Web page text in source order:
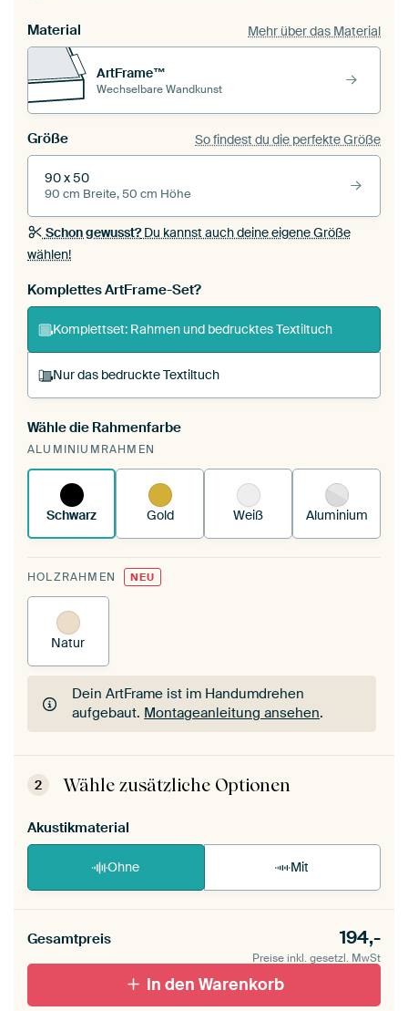
Material Mehr über das Material
ArtFrame™
Wechselbare Wandkunst
Größe So findest du die perfekte Größe
90 x 50
90 cm Breite, 50 cm Höhe
Schon gewusst?Du kannst auch deine eigene Größe
wählen!
Komplettes ArtFrame-Set?
Komplettset: Rahmen und bedrucktes Textiltuch
Nur das bedruckte Textiltuch
Du spannst einen wechselbaren Textiltuch in
deinen vorhandenen ArtFrame™.
funktioniert es.
Wähle die Rahmenfarbe
ALUMINIUMRAHMEN
Schwarz Gold Weiß Aluminium
HOLZRAHMEN NEU
Natur
Dein ArtFrame ist im Handumdrehen
aufgebaut. Montageanleitung ansehen.
Dein ArtFrame ist im Handumdrehen
aufgebaut.Montageanleitung ansehen
2 Wähle zusätzliche Optionen
Akustikmaterial
Ohne Mit
Gesamtpreis 194,-
Preise inkl. gesetzl. MwSt
In den Warenkorb